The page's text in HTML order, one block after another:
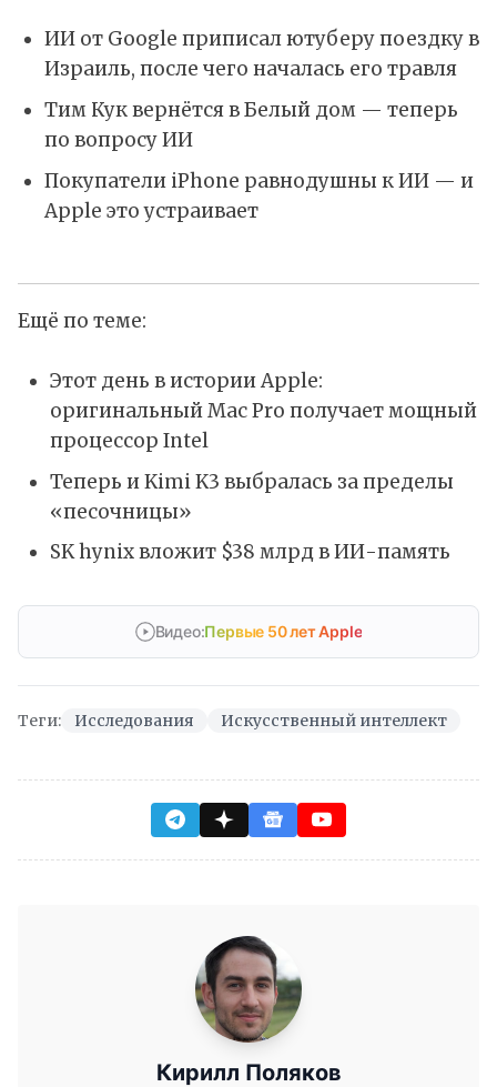
ИИ от Google приписал ютуберу поездку в
Израиль, после чего началась его травля
Тим Кук вернётся в Белый дом — теперь
по вопросу ИИ
Покупатели iPhone равнодушны к ИИ — и
Apple это устраивает
Ещё по теме:
Этот день в истории Apple:
оригинальный Mac Pro получает мощный
процессор Intel
Теперь и Kimi K3 выбралась за пределы
«песочницы»
SK hynix вложит $38 млрд в ИИ-память
Видео:Первые 50 лет Apple
Теги: Исследования Искусственный интеллект
Кирилл Поляков